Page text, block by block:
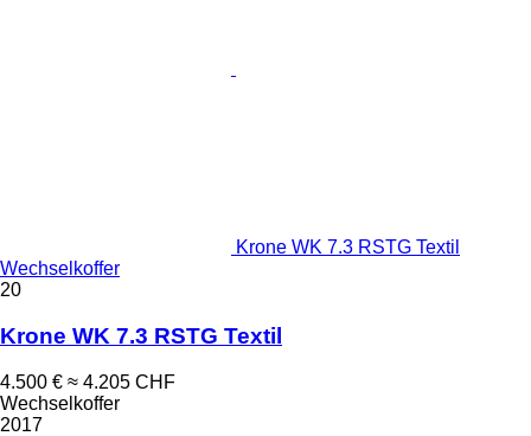
Krone WK 7.3 RSTG Textil
Wechselkoffer
20
Krone WK 7.3 RSTG Textil
4.500 € ≈ 4.205 CHF
Wechselkoffer
2017